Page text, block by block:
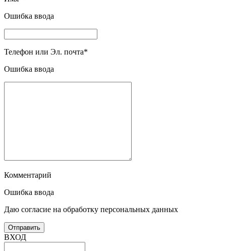
Ошибка ввода
Телефон или Эл. почта*
Ошибка ввода
Комментарий
Ошибка ввода
Даю согласие на обработку персональных данных
ВХОД